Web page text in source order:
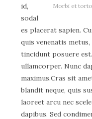
Morbi et
id,
sodal
es placerat sapien.
quis venenatis
tincidunt posuere
ullamcorper. Nunc
maximus.Cras sit
blandit neque, quis
laoreet arcu nec
dapibus. Sed